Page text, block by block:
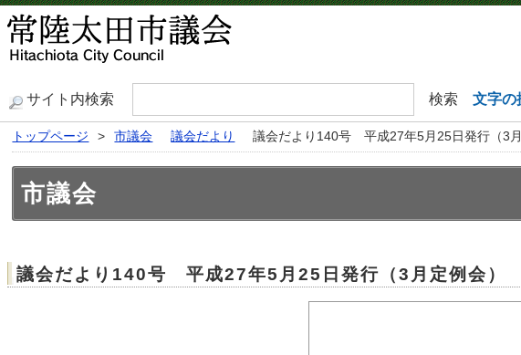
サイト内検索 文字
トップページ > 市議会 議会だより 議会だより140号 平成27年5月25日発行（3月
市議会
議会だより140号 平成27年5月25日発行（3月定例会）